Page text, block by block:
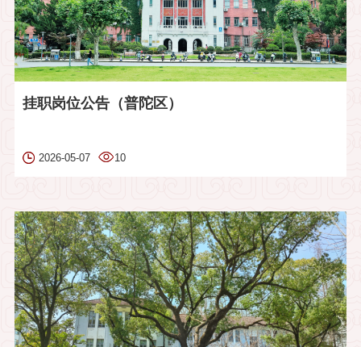
挂职岗位公告（普陀区）
2026-05-07 10